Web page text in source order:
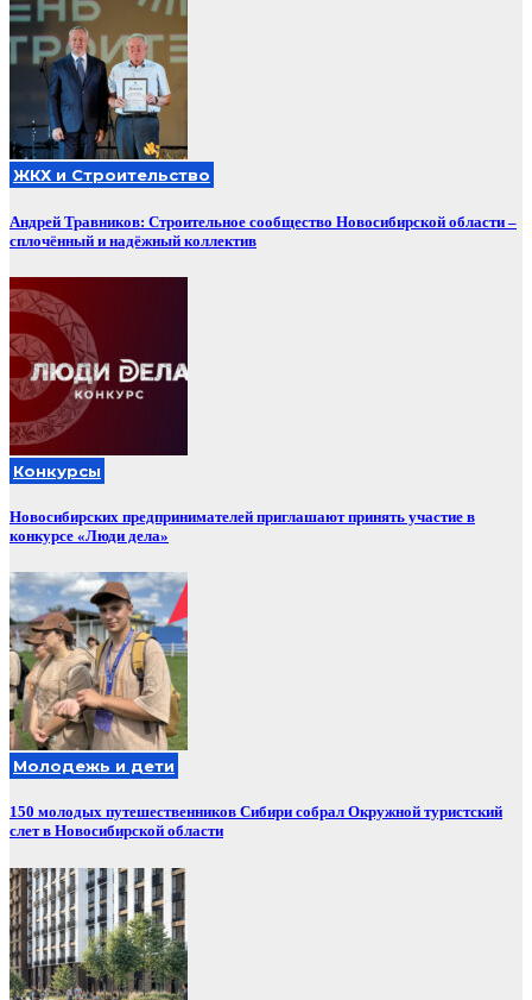
ЖКХ и Строительство
Андрей Травников: Строительное сообщество Новосибирской области –
сплочённый и надёжный коллектив
Конкурсы
Новосибирских предпринимателей приглашают принять участие в
конкурсе «Люди дела»
Молодежь и дети
150 молодых путешественников Сибири собрал Окружной туристский
слет в Новосибирской области